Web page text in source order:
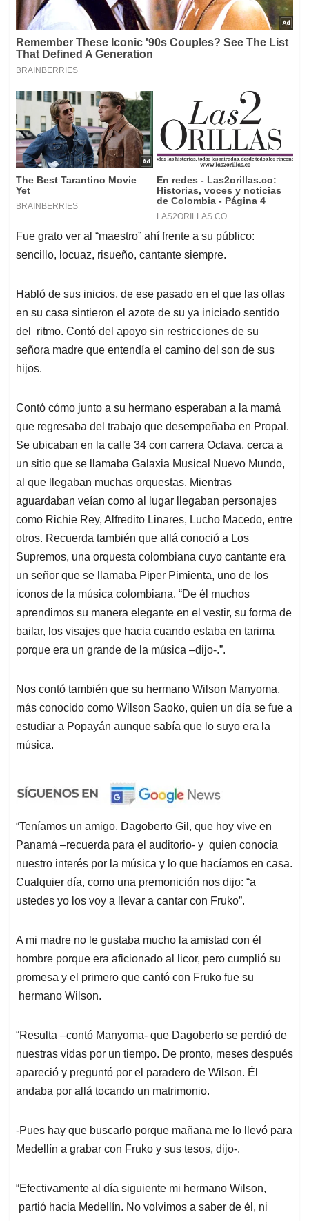
Fue grato ver al “maestro” ahí frente a su público:
sencillo, locuaz, risueño, cantante siempre.
Habló de sus inicios, de ese pasado en el que las ollas
en su casa sintieron el azote de su ya iniciado sentido
del ritmo. Contó del apoyo sin restricciones de su
señora madre que entendía el camino del son de sus
hijos.
Contó cómo junto a su hermano esperaban a la mamá
que regresaba del trabajo que desempeñaba en Propal.
Se ubicaban en la calle 34 con carrera Octava, cerca a
un sitio que se llamaba Galaxia Musical Nuevo Mundo,
al que llegaban muchas orquestas. Mientras
aguardaban veían como al lugar llegaban personajes
como Richie Rey, Alfredito Linares, Lucho Macedo, entre
otros. Recuerda también que allá conoció a Los
Supremos, una orquesta colombiana cuyo cantante era
un señor que se llamaba Piper Pimienta, uno de los
iconos de la música colombiana. “De él muchos
aprendimos su manera elegante en el vestir, su forma de
bailar, los visajes que hacia cuando estaba en tarima
porque era un grande de la música –dijo-.”.
Nos contó también que su hermano Wilson Manyoma,
más conocido como Wilson Saoko, quien un día se fue a
estudiar a Popayán aunque sabía que lo suyo era la
música.
“Teníamos un amigo, Dagoberto Gil, que hoy vive en
Panamá –recuerda para el auditorio- y quien conocía
nuestro interés por la música y lo que hacíamos en casa.
Cualquier día, como una premonición nos dijo: “a
ustedes yo los voy a llevar a cantar con Fruko”.
A mi madre no le gustaba mucho la amistad con él
hombre porque era aficionado al licor, pero cumplió su
promesa y el primero que cantó con Fruko fue su
hermano Wilson.
“Resulta –contó Manyoma- que Dagoberto se perdió de
nuestras vidas por un tiempo. De pronto, meses después
apareció y preguntó por el paradero de Wilson. Él
andaba por allá tocando un matrimonio.
-Pues hay que buscarlo porque mañana me lo llevó para
Medellín a grabar con Fruko y sus tesos, dijo-.
“Efectivamente al día siguiente mi hermano Wilson,
partió hacia Medellín. No volvimos a saber de él, ni